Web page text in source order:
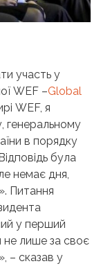
участь у
WEF –Global
WEF, я
генеральному
в порядку
була
немає дня,
Питання
у перший
не лише за своє
– сказав у